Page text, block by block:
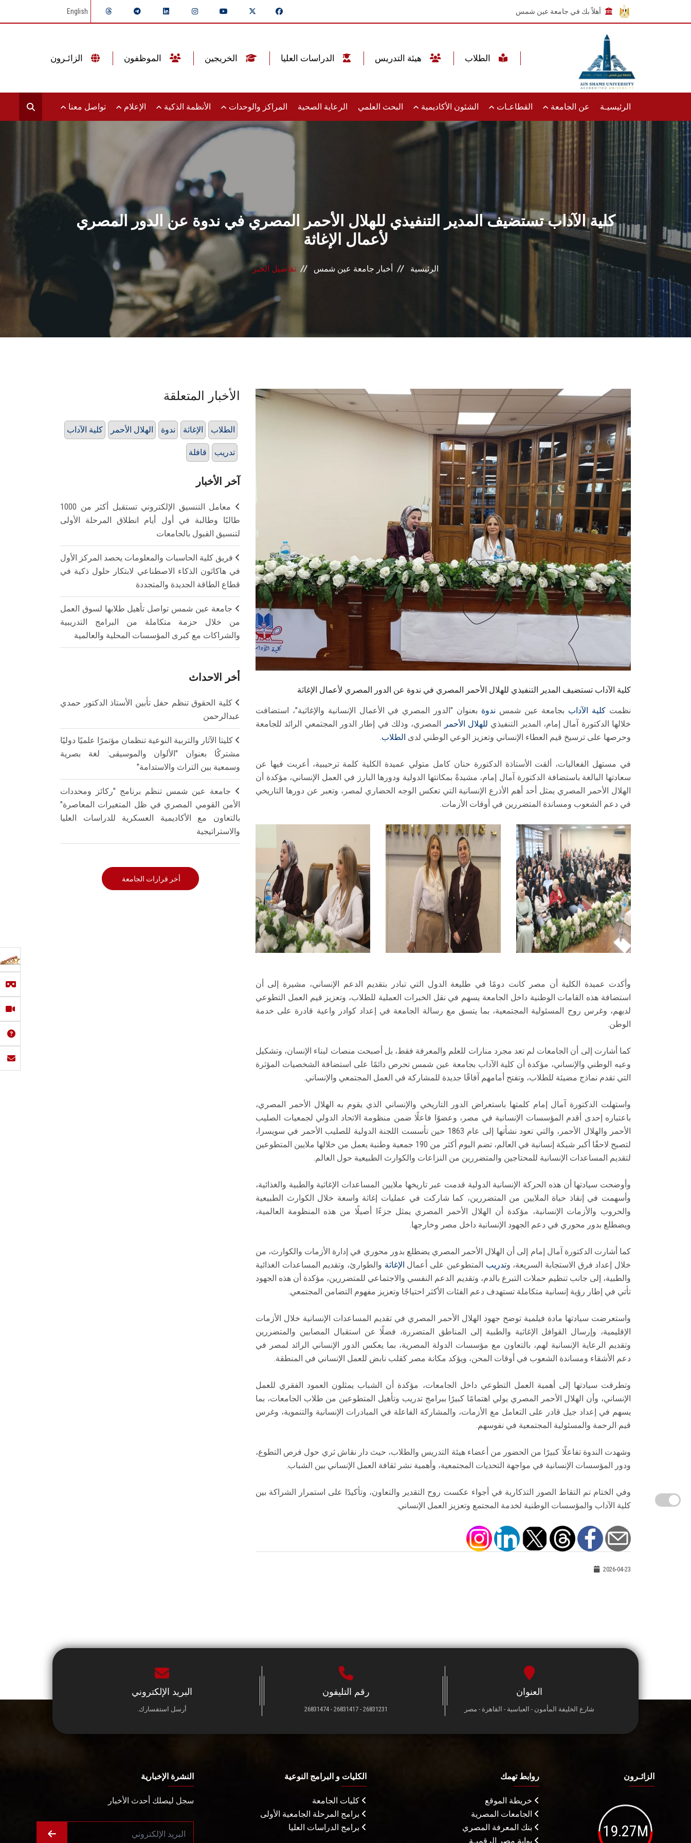
أهلاً بك في جامعة عين شمس English
الرئيسيـة عن الجامعة القطاعـات الشئون الأكاديمية البحث العلمي الرعاية الصحية المراكز والوحدات الأنظمة الذكية الإعلام تواصل معنا
كلية الآداب تستضيف المدير التنفيذي للهلال الأحمر المصري في ندوة عن الدور المصري
لأعمال الإغاثة
الرئيسية أخبار جامعة عين شمس تفاصيل الخبر
كلية الآداب تستضيف المدير التنفيذي للهلال الأحمر المصري في ندوة عن الدور المصري لأعمال الإغاثة
نظمت كلية الآداب بجامعة عين شمس ندوة بعنوان "الدور المصري في الأعمال الإنسانية والإغاثية"، استضافت
خلالها الدكتورة آمال إمام، المدير التنفيذي للهلال الأحمر المصري، وذلك في إطار الدور المجتمعي الرائد للجامعة
وحرصها على ترسيخ قيم العطاء الإنساني وتعزيز الوعي الوطني لدى الطلاب.
في مستهل الفعاليات، ألقت الأستاذة الدكتورة حنان كامل متولي عميدة الكلية كلمة ترحيبية، أعربت فيها عن
سعادتها البالغة باستضافة الدكتورة آمال إمام، مشيدةً بمكانتها الدولية ودورها البارز في العمل الإنساني، مؤكدة أن
الهلال الأحمر المصري يمثل أحد أهم الأذرع الإنسانية التي تعكس الوجه الحضاري لمصر، وتعبر عن دورها التاريخي
في دعم الشعوب ومساندة المتضررين في أوقات الأزمات.
وأكدت عميدة الكلية أن مصر كانت دومًا في طليعة الدول التي تبادر بتقديم الدعم الإنساني، مشيرة إلى أن
استضافة هذه القامات الوطنية داخل الجامعة يسهم في نقل الخبرات العملية للطلاب، وتعزيز قيم العمل التطوعي
لديهم، وغرس روح المسئولية المجتمعية، بما يتسق مع رسالة الجامعة في إعداد كوادر واعية قادرة على خدمة
الوطن.
كما أشارت إلى أن الجامعات لم تعد مجرد منارات للعلم والمعرفة فقط، بل أصبحت منصات لبناء الإنسان، وتشكيل
وعيه الوطني والإنساني، مؤكدة أن كلية الآداب بجامعة عين شمس تحرص دائمًا على استضافة الشخصيات المؤثرة
التي تقدم نماذج مضيئة للطلاب، وتفتح أمامهم آفاقًا جديدة للمشاركة في العمل المجتمعي والإنساني.
واستهلت الدكتورة آمال إمام كلمتها باستعراض الدور التاريخي والإنساني الذي يقوم به الهلال الأحمر المصري،
باعتباره إحدى أقدم المؤسسات الإنسانية في مصر، وعضوًا فاعلًا ضمن منظومة الاتحاد الدولي لجمعيات الصليب
الأحمر والهلال الأحمر، والتي تعود نشأتها إلى عام 1863 حين تأسست اللجنة الدولية للصليب الأحمر في سويسرا،
لتصبح لاحقًا أكبر شبكة إنسانية في العالم، تضم اليوم أكثر من 190 جمعية وطنية يعمل من خلالها ملايين المتطوعين
لتقديم المساعدات الإنسانية للمحتاجين والمتضررين من النزاعات والكوارث الطبيعية حول العالم.
وأوضحت سيادتها أن هذه الحركة الإنسانية الدولية قدمت عبر تاريخها ملايين المساعدات الإغاثية والطبية والغذائية،
وأسهمت في إنقاذ حياة الملايين من المتضررين، كما شاركت في عمليات إغاثة واسعة خلال الكوارث الطبيعية
والحروب والأزمات الإنسانية، مؤكدة أن الهلال الأحمر المصري يمثل جزءًا أصيلًا من هذه المنظومة العالمية،
ويضطلع بدور محوري في دعم الجهود الإنسانية داخل مصر وخارجها.
كما أشارت الدكتورة آمال إمام إلى أن الهلال الأحمر المصري يضطلع بدور محوري في إدارة الأزمات والكوارث، من
خلال إعداد فرق الاستجابة السريعة، وتدريب المتطوعين على أعمال الإغاثة والطوارئ، وتقديم المساعدات الغذائية
والطبية، إلى جانب تنظيم حملات التبرع بالدم، وتقديم الدعم النفسي والاجتماعي للمتضررين، مؤكدة أن هذه الجهود
تأتي في إطار رؤية إنسانية متكاملة تستهدف دعم الفئات الأكثر احتياجًا وتعزيز مفهوم التضامن المجتمعي.
واستعرضت سيادتها مادة فيلمية توضح جهود الهلال الأحمر المصري في تقديم المساعدات الإنسانية خلال الأزمات
الإقليمية، وإرسال القوافل الإغاثية والطبية إلى المناطق المتضررة، فضلًا عن استقبال المصابين والمتضررين
وتقديم الرعاية الإنسانية لهم، بالتعاون مع مؤسسات الدولة المصرية، بما يعكس الدور الإنساني الرائد لمصر في
دعم الأشقاء ومساندة الشعوب في أوقات المحن، ويؤكد مكانة مصر كقلب نابض للعمل الإنساني في المنطقة.
وتطرقت سيادتها إلى أهمية العمل التطوعي داخل الجامعات، مؤكدة أن الشباب يمثلون العمود الفقري للعمل
الإنساني، وأن الهلال الأحمر المصري يولي اهتمامًا كبيرًا ببرامج تدريب وتأهيل المتطوعين من طلاب الجامعات، بما
يسهم في إعداد جيل قادر على التعامل مع الأزمات، والمشاركة الفاعلة في المبادرات الإنسانية والتنموية، وغرس
قيم الرحمة والمسئولية المجتمعية في نفوسهم.
وشهدت الندوة تفاعلًا كبيرًا من الحضور من أعضاء هيئة التدريس والطلاب، حيث دار نقاش ثري حول فرص التطوع،
ودور المؤسسات الإنسانية في مواجهة التحديات المجتمعية، وأهمية نشر ثقافة العمل الإنساني بين الشباب.
وفي الختام تم التقاط الصور التذكارية في أجواء عكست روح التقدير والتعاون، وتأكيدًا على استمرار الشراكة بين
كلية الآداب والمؤسسات الوطنية لخدمة المجتمع وتعزيز العمل الإنساني.
2026-04-23
الأخبار المتعلقة
كلية الآداب الهلال الأحمر ندوة الإغاثة الطلاب
قافلة تدريب
آخر الأخبار
معامل التنسيق الإلكتروني تستقبل أكثر من 1000
طالبًا وطالبة في أول أيام انطلاق المرحلة الأولى
لتنسيق القبول بالجامعات
فريق كلية الحاسبات والمعلومات يحصد المركز الأول
في هاكاثون الذكاء الاصطناعي لابتكار حلول ذكية في
قطاع الطاقة الجديدة والمتجددة
جامعة عين شمس تواصل تأهيل طلابها لسوق العمل
من خلال حزمة متكاملة من البرامج التدريبية
والشراكات مع كبرى المؤسسات المحلية والعالمية
أخر الاحداث
كلية الحقوق تنظم حفل تأبين الأستاذ الدكتور حمدي
عبدالرحمن
كليتا الآثار والتربية النوعية تنظمان مؤتمرًا علميًا دوليًا
مشتركًا بعنوان "الألوان والموسيقى: لغة بصرية
وسمعية بين التراث والاستدامة"
جامعة عين شمس تنظم برنامج "ركائز ومحددات
الأمن القومي المصري في ظل المتغيرات المعاصرة"
بالتعاون مع الأكاديمية العسكرية للدراسات العليا
والاستراتيجية
أخر قرارات الجامعة
العنوان
شارع الخليفة المأمون - العباسية - القاهرة - مصر
رقم التليفون
26831231 - 26831417 - 26831474
البريد الإلكتروني
أرسل استفسارك.
الزائـرون
19.27M
روابط تهمك
خريطة الموقع
الجامعات المصرية
بنك المعرفة المصري
بوابة مصر الرقميـة
الكليات و البرامج النوعية
كليات الجامعة
برامج المرحلة الجامعية الأولى
برامج الدراسات العليا
النشرة الإخبارية
سجل ليصلك أحدث الأخبار